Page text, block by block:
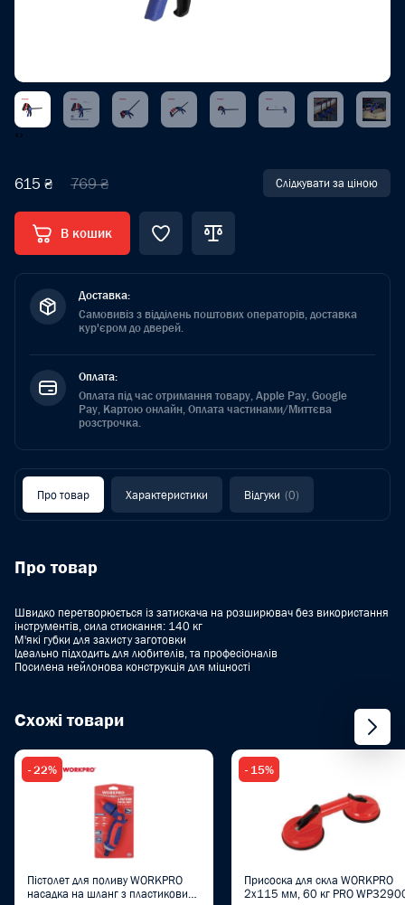
‹›
615 ₴ 769 ₴ Слідкувати за ціною
В кошик
Доставка:
Самовивіз з відділень поштових операторів, доставка
кур'єром до дверей.
Оплата:
Оплата під час отримання товару, Apple Pay, Google
Pay, Картою онлайн, Оплата частинами/Миттєва
розстрочка.
Про товар Характеристики Відгуки (0)
Про товар
Швидко перетворюється із затискача на розширювач без використання
інструментів, сила стискання: 140 кг
М'які губки для захисту заготовки
Ідеально підходить для любителів, та професіоналів
Посилена нейлонова конструкція для міцності
Схожі товари
- 22%
Пістолет для поливу WORKPRO
насадка на шланг з пластиковим
- 15%
Присоска для скла WORKPRO
2x115 мм, 60 кг PRO